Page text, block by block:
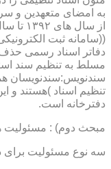
به امضای متعهدین و
((سامانه ثبت
دفاتر اسناد رسمی حذف
مسلط به تنظیم سند
سندنویس:سندنویسان
تنظیم اسناد )هستند و
دفترخانه است.
مبحث دوم) : مسئولیت
سه نوع مسئولیت برای